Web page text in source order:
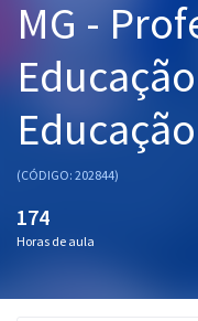
Graduação
OAB
Mentorias
Questões grátis
Conteúdo gratuito
Aprovados
MG -
(CÓDIGO: 202844)
174
Horas de aula